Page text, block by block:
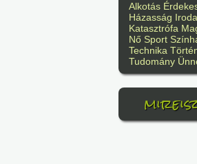
Alkotás
Házasság
Katasztrófa
Nő Sport
Technika
Tudomány